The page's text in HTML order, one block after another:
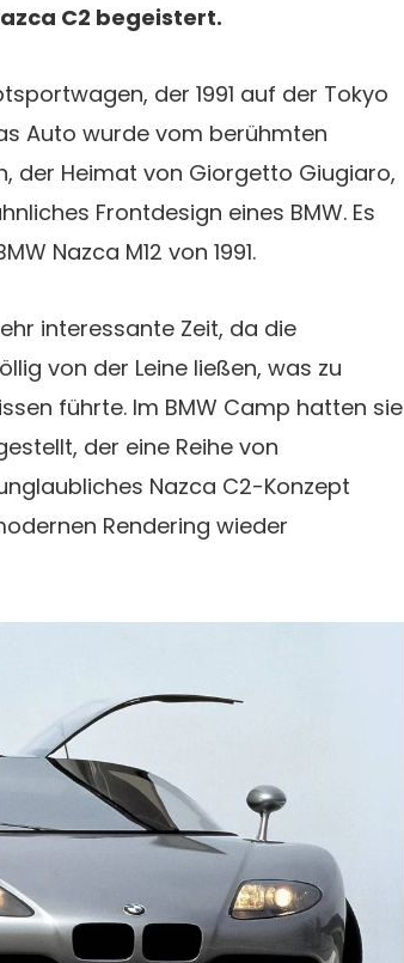
C2 begeistert.
der 1991 auf der Tokyo
Auto wurde vom berühmten
der Heimat von Giorgetto Giugiaro,
Frontdesign eines BMW. Es
Nazca M12 von 1991.
interessante Zeit, da die
von der Leine ließen, was zu
führte. Im BMW Camp hatten sie
der eine Reihe von
Nazca C2-Konzept
Rendering wieder